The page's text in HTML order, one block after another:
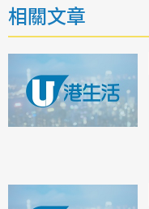
相關文章